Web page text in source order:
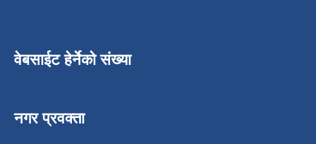
वेबसाईट हेर्नेको संख्या
नगर प्रवक्ता